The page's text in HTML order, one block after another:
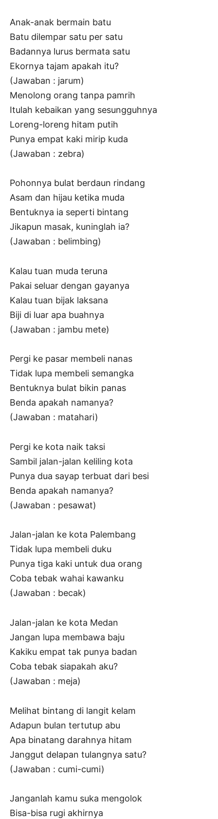
Anak-anak bermain batu
Batu dilempar satu per satu
Badannya lurus bermata satu
Ekornya tajam apakah itu?
(Jawaban : jarum)
Menolong orang tanpa pamrih
Itulah kebaikan yang sesungguhnya
Loreng-loreng hitam putih
Punya empat kaki mirip kuda
(Jawaban : zebra)
Pohonnya bulat berdaun rindang
Asam dan hijau ketika muda
Bentuknya ia seperti bintang
Jikapun masak, kuninglah ia?
(Jawaban : belimbing)
Kalau tuan muda teruna
Pakai seluar dengan gayanya
Kalau tuan bijak laksana
Biji di luar apa buahnya
(Jawaban : jambu mete)
Pergi ke pasar membeli nanas
Tidak lupa membeli semangka
Bentuknya bulat bikin panas
Benda apakah namanya?
(Jawaban : matahari)
Pergi ke kota naik taksi
Sambil jalan-jalan keliling kota
Punya dua sayap terbuat dari besi
Benda apakah namanya?
(Jawaban : pesawat)
Jalan-jalan ke kota Palembang
Tidak lupa membeli duku
Punya tiga kaki untuk dua orang
Coba tebak wahai kawanku
(Jawaban : becak)
Jalan-jalan ke kota Medan
Jangan lupa membawa baju
Kakiku empat tak punya badan
Coba tebak siapakah aku?
(Jawaban : meja)
Melihat bintang di langit kelam
Adapun bulan tertutup abu
Apa binatang darahnya hitam
Janggut delapan tulangnya satu?
(Jawaban : cumi-cumi)
Janganlah kamu suka mengolok
Bisa-bisa rugi akhirnya